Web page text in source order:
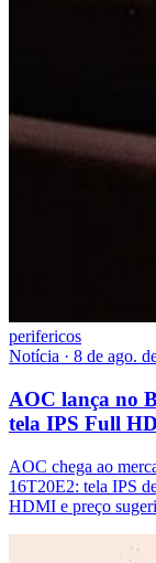
perifericos
Notícia · 8 de ago.
AOC lança no
tela IPS Full HD
AOC chega ao
16T20E2: tela IPS
HDMI e preço